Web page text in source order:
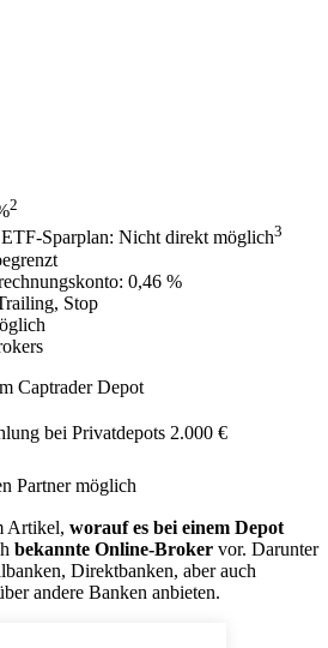
2
Sparplan: Nicht direkt möglich3
0,46 %
Stop
Captrader Depot
bei Privatdepots 2.000 €
Partner möglich
Artikel, worauf es bei einem Depot
bekannte Online-Broker vor. Darunter
Direktbanken, aber auch
andere Banken anbieten.